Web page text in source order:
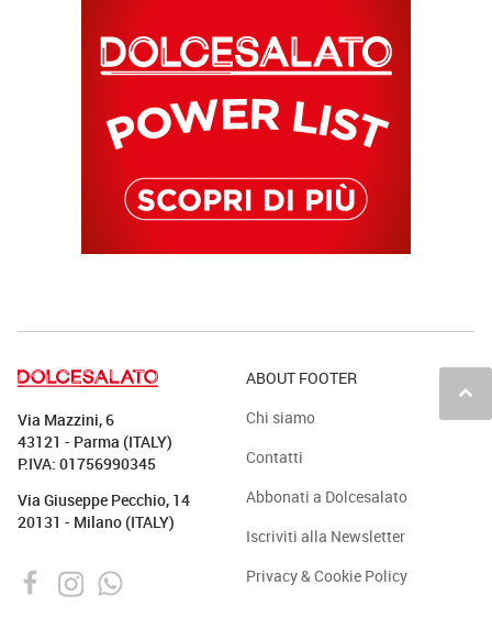
keyboard_arrow_up
Via Mazzini, 6
43121 - Parma (ITALY)
P.IVA: 01756990345
Via Giuseppe Pecchio, 14
20131 - Milano (ITALY)
ABOUT FOOTER
Chi siamo
Contatti
Abbonati a Dolcesalato
Iscriviti alla Newsletter
Privacy & Cookie Policy